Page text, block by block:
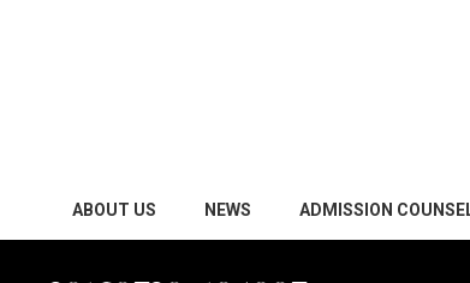
ABOUT US NEWS ADMISSION